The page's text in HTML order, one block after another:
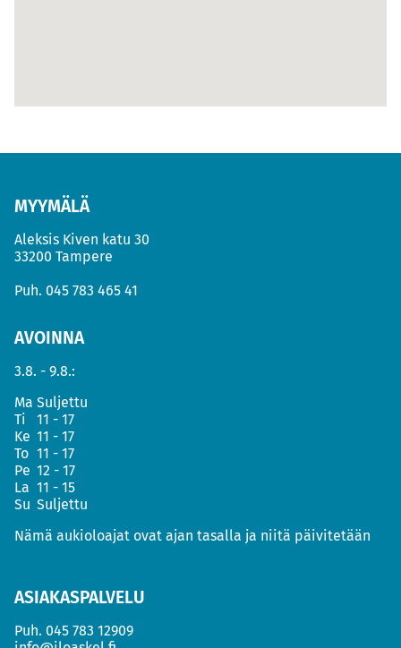
MYYMÄLÄ
Aleksis Kiven katu 30
33200 Tampere
Puh. 045 783 465 41
AVOINNA
3.8. - 9.8.:
Ma Suljettu
Ti
11 - 17
Ke 11 - 17
To 11 - 17
Pe 12 - 17
La 11 - 15
Su Suljettu
Nämä aukioloajat ovat ajan tasalla ja niitä päivitetään
ASIAKASPALVELU
Puh. 045 783 12909